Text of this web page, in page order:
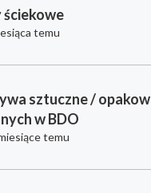
ściekowe
temu
sztuczne /
w BDO
temu